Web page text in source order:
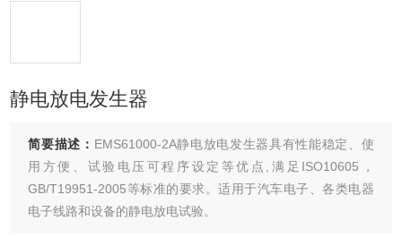
静电放电发生器
简要描述： EMS61000-2A静电放电发生器具有性能稳定、使
用方便、试验电压可程序设定等优点,满足ISO10605，
GB/T19951-2005等标准的要求。适用于汽车电子、各类电器
电子线路和设备的静电放电试验。